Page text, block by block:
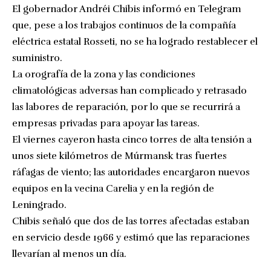
El gobernador Andréi Chibis informó en Telegram
que, pese a los trabajos continuos de la compañía
eléctrica estatal Rosseti, no se ha logrado restablecer el
suministro.
La orografía de la zona y las condiciones
climatológicas adversas han complicado y retrasado
las labores de reparación, por lo que se recurrirá a
empresas privadas para apoyar las tareas.
El viernes cayeron hasta cinco torres de alta tensión a
unos siete kilómetros de Múrmansk tras fuertes
ráfagas de viento; las autoridades encargaron nuevos
equipos en la vecina Carelia y en la región de
Leningrado.
Chibis señaló que dos de las torres afectadas estaban
en servicio desde 1966 y estimó que las reparaciones
llevarían al menos un día.